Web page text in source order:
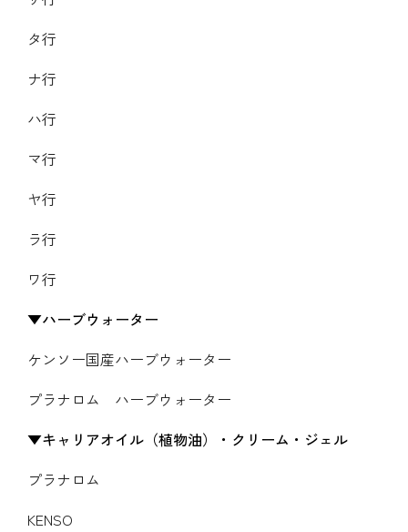
タ行
ナ行
ハ行
マ行
ヤ行
ラ行
ワ行
ハーブウォーター
ケンソー国産ハーブウォーター
プラナロム ハーブウォーター
キャリアオイル（植物油）・クリーム・ジェル
プラナロム
KENSO